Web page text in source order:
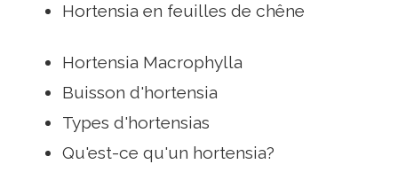
Hortensia en feuilles de chêne
Hortensia Macrophylla
Buisson d'hortensia
Types d'hortensias
Qu'est-ce qu'un hortensia?